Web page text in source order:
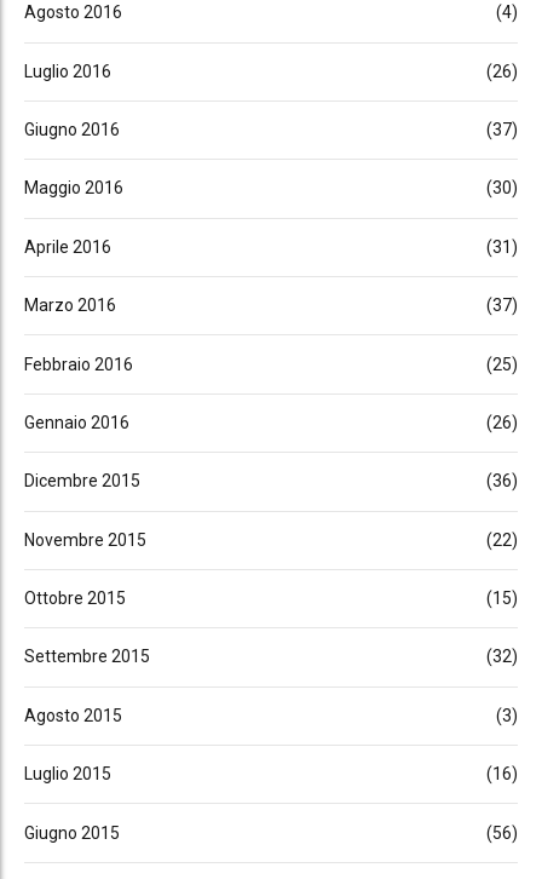
Agosto 2016 (4)
Luglio 2016 (26)
Giugno 2016 (37)
Maggio 2016 (30)
Aprile 2016 (31)
Marzo 2016 (37)
Febbraio 2016 (25)
Gennaio 2016 (26)
Dicembre 2015 (36)
Novembre 2015 (22)
Ottobre 2015 (15)
Settembre 2015 (32)
Agosto 2015 (3)
Luglio 2015 (16)
Giugno 2015 (56)